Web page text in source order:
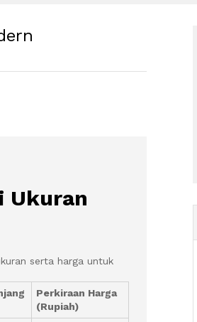
Ukuran
serta harga untuk
Perkiraan Harga
(Rupiah)